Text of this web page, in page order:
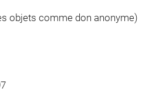
objets comme don anonyme)